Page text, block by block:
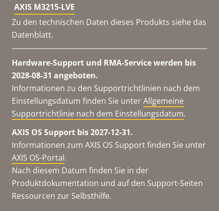
AXIS M3215-LVE
Zu den technischen Daten dieses Produkts siehe das
Datenblatt.
Hardware-Support und RMA-Service werden bis
2028-08-31 angeboten.
Informationen zu den Supportrichtlinien nach dem
Einstellungsdatum finden Sie unterAllgemeine
Supportrichtlinie nach dem Einstellungsdatum.
AXIS OS Support bis 2027-12-31.
Informationen zum AXIS OS Support finden Sie unter
AXIS OS-Portal.
Nach diesem Datum finden Sie in der
Produktdokumentation und auf den Support-Seiten
Ressourcen zur Selbsthilfe.